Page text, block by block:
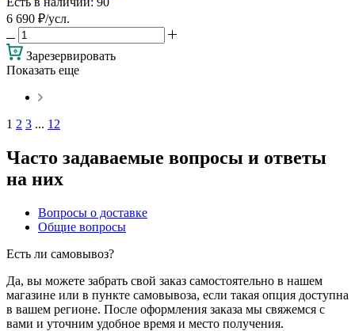
6 690 ₽/усл.
Зарезервировать
Показать еще
1 2 3 ... 12
Часто задаваемые вопросы и ответы
на них
Вопросы о доставке
Общие вопросы
Есть ли самовывоз?
Да, вы можете забрать свой заказ самостоятельно в нашем
магазине или в пункте самовывоза, если такая опция доступна
в вашем регионе. После оформления заказа мы свяжемся с
вами и уточним удобное время и место получения.